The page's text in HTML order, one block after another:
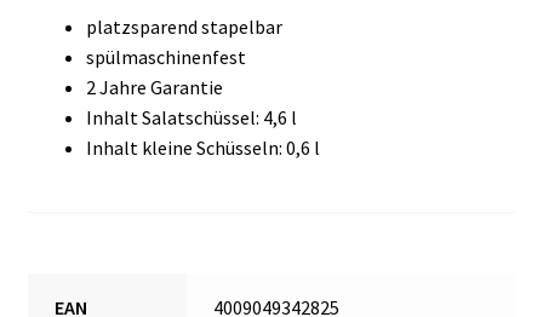
platzsparend stapelbar
spülmaschinenfest
2 Jahre Garantie
Inhalt Salatschüssel: 4,6 l
Inhalt kleine Schüsseln: 0,6 l
EAN 4009049342825